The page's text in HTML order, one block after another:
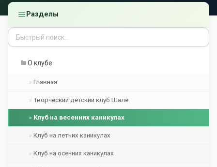
Разделы
О клубе
Главная
Творческий детский клуб Шале
Клуб на весенних каникулах
Клуб на летних каникулах
Клуб на осенних каникулах